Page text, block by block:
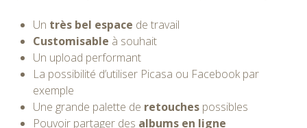
Un très bel espace de travail
Customisable à souhait
Un upload performant
La possibilité d’utiliser Picasa ou Facebook par
exemple
Une grande palette de retouches possibles
Pouvoir partager des albums en ligne